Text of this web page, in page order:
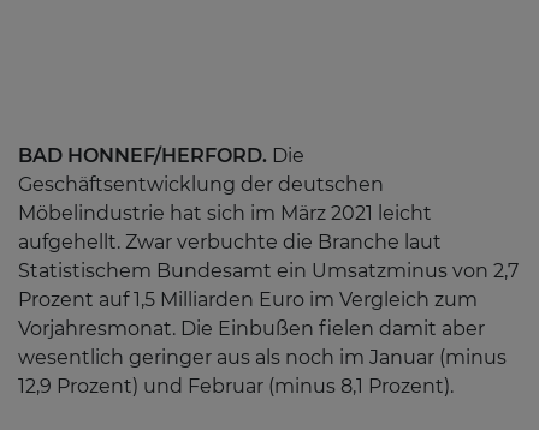
BAD HONNEF/HERFORD. Die
Geschäftsentwicklung der deutschen
Möbelindustrie hat sich im März 2021 leicht
aufgehellt. Zwar verbuchte die Branche laut
Statistischem Bundesamt ein Umsatzminus von 2,7
Prozent auf 1,5 Milliarden Euro im Vergleich zum
Vorjahresmonat. Die Einbußen fielen damit aber
wesentlich geringer aus als noch im Januar (minus
12,9 Prozent) und Februar (minus 8,1 Prozent).